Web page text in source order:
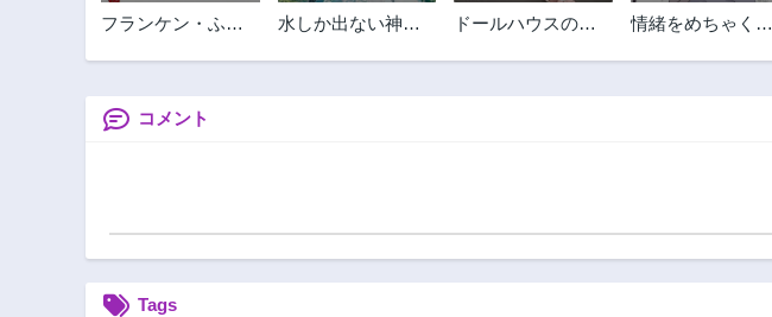
フランケン・ふら
水しか出ない神具
領地で好きに生き
ドールハウスの
情緒をめちゃくち
コメント
Tags